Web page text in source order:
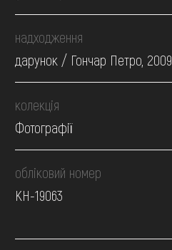
надходження
дарунок / Гончар Петро, 2009
колекція
Фотографії
обліковий номер
КН-19063